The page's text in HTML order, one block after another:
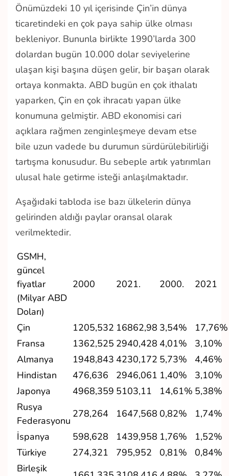
Önümüzdeki 10 yıl içerisinde Çin’in dünya
ticaretindeki en çok paya sahip ülke olması
bekleniyor. Bununla birlikte 1990’larda 300
dolardan bugün 10.000 dolar seviyelerine
ulaşan kişi başına düşen gelir, bir başarı olarak
ortaya konmakta. ABD bugün en çok ithalatı
yaparken, Çin en çok ihracatı yapan ülke
konumuna gelmiştir. ABD ekonomisi cari
açıklara rağmen zenginleşmeye devam etse
bile uzun vadede bu durumun sürdürülebilirliği
tartışma konusudur. Bu sebeple artık yatırımları
ulusal hale getirme isteği anlaşılmaktadır.
Aşağıdaki tabloda ise bazı ülkelerin dünya
gelirinden aldığı paylar oransal olarak
verilmektedir.
GSMH,
güncel
fiyatlar
(Milyar ABD
Doları)
2000 2021. 2000. 2021
Çin 1205,532 16862,98 3,54%
17,76%
Fransa
1362,525 2940,428 4,01%
3,10%
Almanya
1948,843 4230,172 5,73%
4,46%
Hindistan
476,636 2946,061 1,40%
3,10%
Japonya
4968,359 5103,11 14,61% 5,38%
Rusya
Federasyonu
278,264 1647,568 0,82%
1,74%
İspanya
598,628 1439,958 1,76%
1,52%
Türkiye
274,321 795,952 0,81%
0,84%
Birleşik